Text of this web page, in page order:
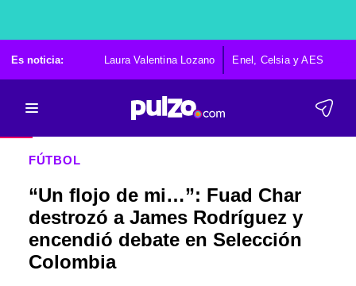
Es noticia: Laura Valentina Lozano Enel, Celsia y AES
FÚTBOL
“Un flojo de mi…”: Fuad Char
destrozó a James Rodríguez y
encendió debate en Selección
Colombia